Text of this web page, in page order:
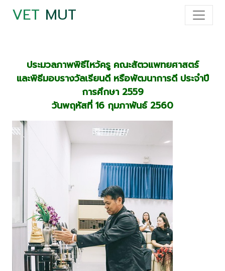
VET MUT
ประมวลภาพพิธีไหว้ครู คณะสัตวแพทยศาสตร์
และพิธีมอบรางวัลเรียนดี หรือพัฒนาการดี ประจำปี
การศึกษา 2559
วันพฤหัสที่ 16 กุมภาพันธ์ 2560